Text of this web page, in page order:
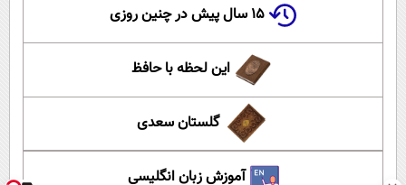
۱۵ سال پیش در چنین روزی
این لحظه با حافظ
گلستان سعدی
آموزش زبان انگلیسی